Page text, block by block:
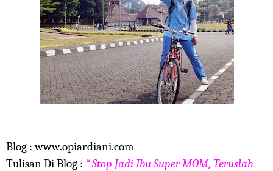
Blog : www.opiardiani.com
Tulisan Di Blog : “ Stop Jadi Ibu Super MOM, Teruslah